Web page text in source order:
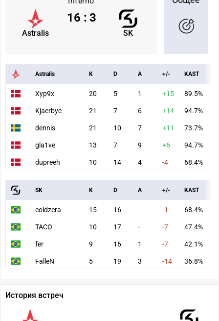
Astralis SK
16 : 3
Astralis K D A +/- KAST
Xyp9x 20 5 1 +15 89.5%
Kjaerbye 21 7 6 +14 94.7%
dennis 21 10 7 +11 73.7%
gla1ve 13 7 9 +6 94.7%
dupreeh 10 14 4 -4 68.4%
SK K D A +/- KAST
coldzera 15 16 - -1 68.4%
TACO 10 17 - -7 47.4%
fer 9 16 1 -7 42.1%
FalleN 5 19 3 -14 36.8%
История встреч